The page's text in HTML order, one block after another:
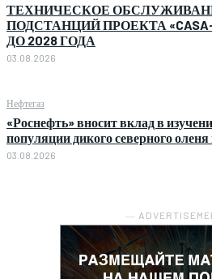
ТЕХНИЧЕСКОЕ
ПОДСТАНЦИЙ ПРОЕКТА
ДО 2028 ГОДА
03.08.2026
Нефтегаз
«Роснефть» вносит вклад в
популяции дикого северного оленя
03.08.2026
―